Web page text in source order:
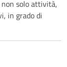
solo attività,
in grado di